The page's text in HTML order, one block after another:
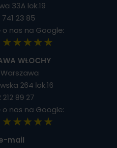
33A lok.19
741 23 85
nas na Google:
★★★★★
WŁOCHY
264 lok.16
212 89 27
nas na Google:
★★★★★
mail